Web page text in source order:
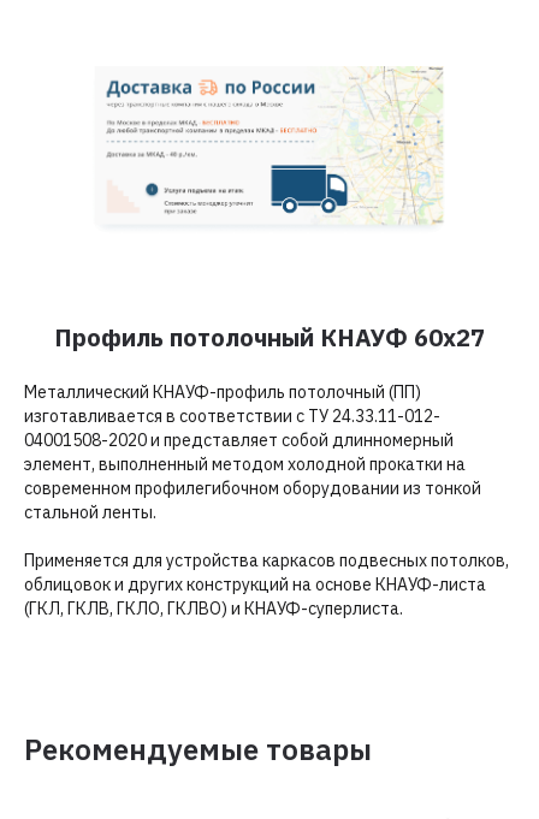
Профиль потолочный КНАУФ 60x27
Металлический КНАУФ-профиль потолочный (ПП)
изготавливается в соответствии с ТУ 24.33.11-012-
04001508-2020 и представляет собой длинномерный
элемент, выполненный методом холодной прокатки на
современном профилегибочном оборудовании из тонкой
стальной ленты.
Применяется для устройства каркасов подвесных потолков,
облицовок и других конструкций на основе КНАУФ-листа
(ГКЛ, ГКЛВ, ГКЛО, ГКЛВО) и КНАУФ-суперлиста.
Рекомендуемые товары